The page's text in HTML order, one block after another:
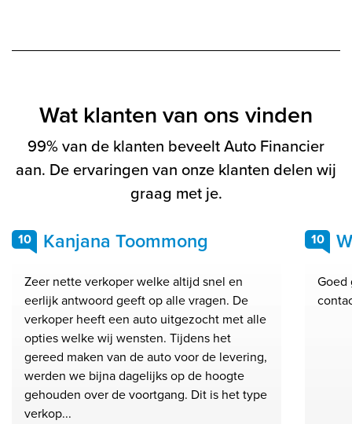
Wat klanten van ons vinden
99% van de klanten beveelt Auto Financier
aan. De ervaringen van onze klanten delen wij
graag met je.
10 Kanjana Toommong
Zeer nette verkoper welke altijd snel en
eerlijk antwoord geeft op alle vragen. De
verkoper heeft een auto uitgezocht met alle
opties welke wij wensten. Tijdens het
gereed maken van de auto voor de levering,
werden we bijna dagelijks op de hoogte
gehouden over de voortgang. Dit is het type
verkop...
10
Goed